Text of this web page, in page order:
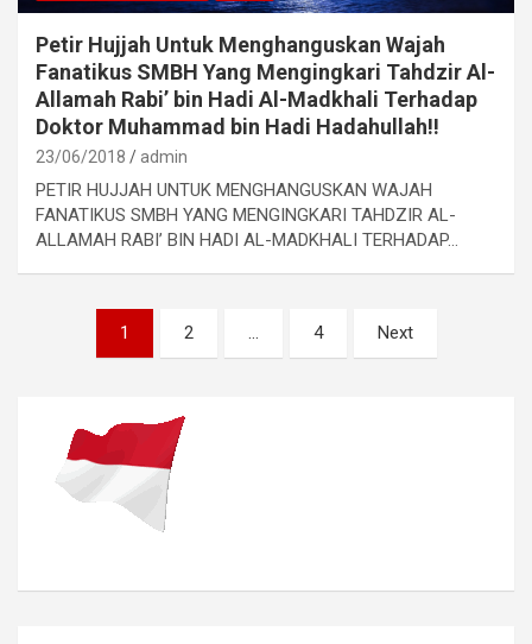
Petir Hujjah Untuk Menghanguskan Wajah
Fanatikus SMBH Yang Mengingkari Tahdzir Al-
Allamah Rabi’ bin Hadi Al-Madkhali Terhadap
Doktor Muhammad bin Hadi Hadahullah!!
23/06/2018 admin
PETIR HUJJAH UNTUK MENGHANGUSKAN WAJAH
FANATIKUS SMBH YANG MENGINGKARI TAHDZIR AL-
ALLAMAH RABI’ BIN HADI AL-MADKHALI TERHADAP…
Navigasi
1 2 … 4 Next